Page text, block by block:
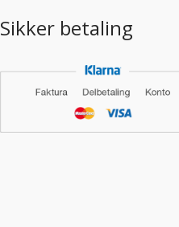
Sikker betaling